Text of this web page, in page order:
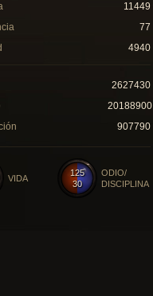
11449
77
4940
2627430
20188900
907790
125
30
ODIO/
DISCIPLINA
VIDA